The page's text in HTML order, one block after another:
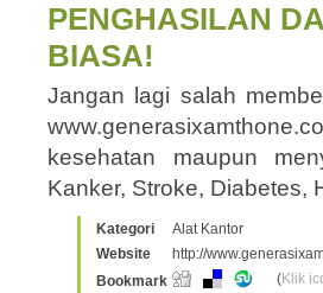
PENGHASILAN
BIASA!
Jangan lagi salah
kesehatan maupun
Kanker, Stroke,
Kategori
Alat Kantor
Website
http://
Bookmark
(Klik